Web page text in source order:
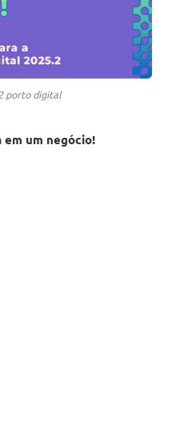
porto digital
em um negócio!